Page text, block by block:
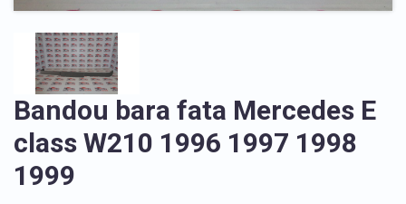
Bandou bara fata Mercedes E
class W210 1996 1997 1998
1999